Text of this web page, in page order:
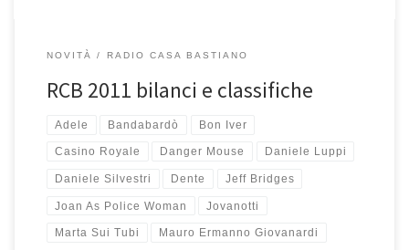
NOVITÀ RADIO CASA BASTIANO
RCB 2011 bilanci e classifiche
Adele Bandabardò Bon Iver
Casino Royale Danger Mouse Daniele Luppi
Daniele Silvestri Dente Jeff Bridges
Joan As Police Woman Jovanotti
Marta Sui Tubi Mauro Ermanno Giovanardi